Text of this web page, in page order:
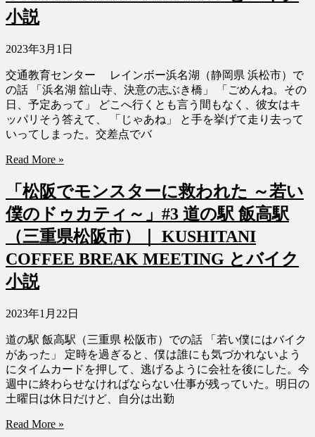
小説
2023年3月1日
交通教育センター レインボー浜名湖（静岡県 浜松市）で
の話 「浜名湖 舘山寺、決意の志ぶき橋」 「ごめんね。その
日、予定あって」 どこへ行くとも言う間もなく、彼女はキ
ッパリそう答えて、 「じゃあね」 と手を挙げて走り去って
いってしまった。交差点でバ
Read More »
「松阪でモンスターに救われた ～若い
僕のドゥカティ～」#3 道の駅 飯高駅
（三重県松阪市）｜ KUSHITANI
COFFEE BREAK MEETING とバイク
小説
2023年1月22日
道の駅 飯高駅（三重県 松阪市）での話 「若い僕にはバイク
があった」 定時を過ぎると、僕は誰にも気づかれないよう
にタイムカードを押して、逃げるように会社を後にした。今
週中に終わらせなければならない仕事が残っていた。明日の
土曜日は休日だけど、自分は出勤
Read More »